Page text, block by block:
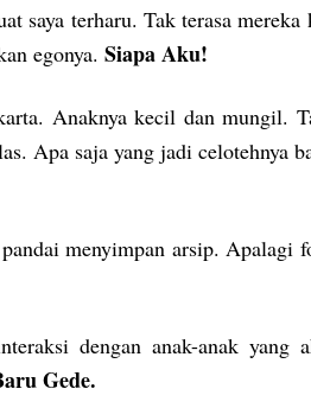
saya terharu. Tak terasa mereka
egonya.Siapa Aku!
Anaknya kecil dan mungil.
Apa saja yang jadi celotehnya
menyimpan arsip. Apalagi
dengan anak-anak yang
Gede.